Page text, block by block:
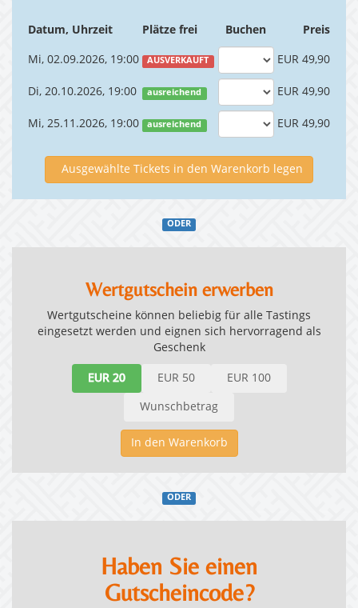
Datum, Uhrzeit Plätze frei Buchen Preis
Mi, 02.09.2026, 19:00 AUSVERKAUFT EUR 49,90
Di, 20.10.2026, 19:00 ausreichend EUR 49,90
Mi, 25.11.2026, 19:00 ausreichend EUR 49,90
Ausgewählte Tickets in den Warenkorb legen
ODER
Wertgutschein erwerben
Wertgutscheine können beliebig für alle Tastings
eingesetzt werden und eignen sich hervorragend als
Geschenk
EUR 20 EUR 50 EUR 100
Wunschbetrag
In den Warenkorb
ODER
Haben Sie einen
Gutscheincode?